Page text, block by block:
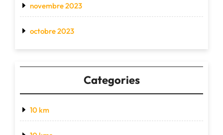
novembre 2023
octobre 2023
Categories
10 km